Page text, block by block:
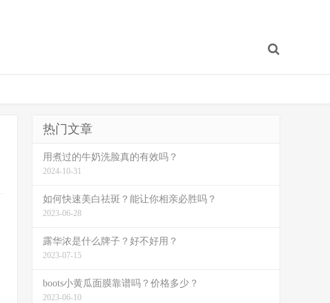
热门文章
用煮过的牛奶洗脸真的有效吗？
2024-10-31
如何快速美白祛斑？能让你相亲必胜吗？
2023-06-28
露华浓是什么牌子？好不好用？
2023-07-15
boots小黄瓜面膜靠谱吗？价格多少？
2023-06-10